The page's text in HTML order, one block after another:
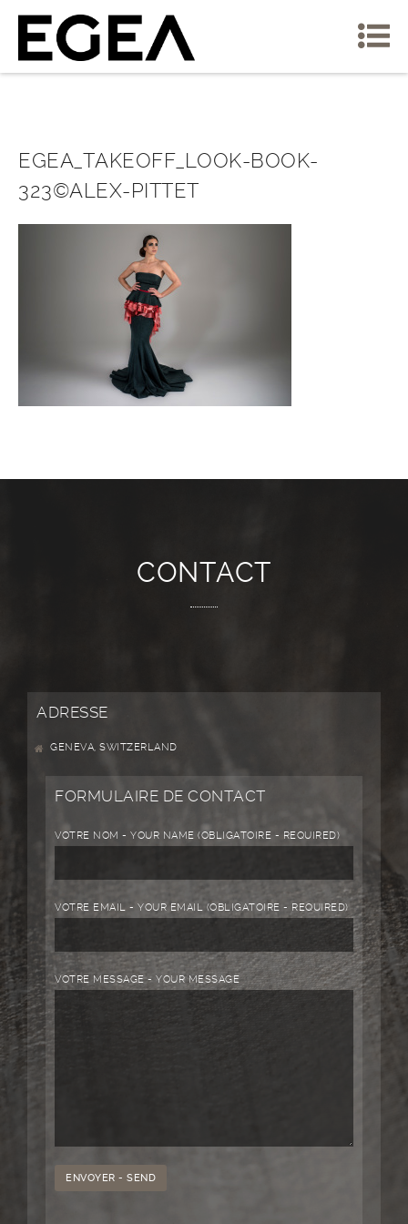
EGEA_TAKEOFF_LOOK-BOOK-
323©ALEX-PITTET
CONTACT
ADRESSE
GENEVA, SWITZERLAND
FORMULAIRE DE CONTACT
VOTRE NOM - YOUR NAME (OBLIGATOIRE - REQUIRED)
VOTRE EMAIL - YOUR EMAIL (OBLIGATOIRE - REQUIRED)
VOTRE MESSAGE - YOUR MESSAGE